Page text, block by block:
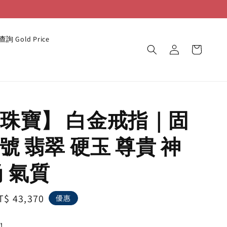
詢 Gold Price
珠寶】 白金戒指｜固
翡翠 硬玉 尊貴 神
氣質
43,370 優惠